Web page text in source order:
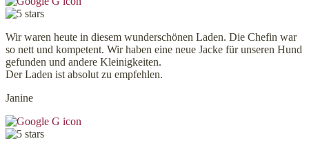
Wir waren heute in diesem wunderschönen Laden. Die Chefin war
so nett und kompetent. Wir haben eine neue Jacke für unseren Hund
gefunden und andere Kleinigkeiten.
Der Laden ist absolut zu empfehlen.
Janine